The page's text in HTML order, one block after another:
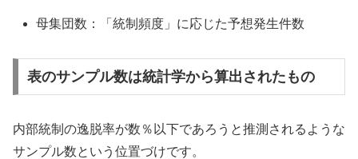
母集団数：「統制頻度」に応じた予想発生件数
表のサンプル数は統計学から算出されたもの
内部統制の逸脱率が数％以下であろうと推測されるような
サンプル数という位置づけです。